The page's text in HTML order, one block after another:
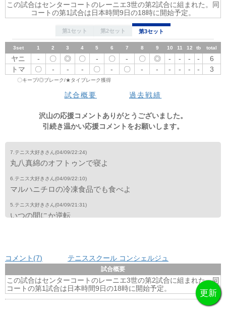
この試合はセンターコートのレーニエ3世の第2試合に組まれた。同
コートの第1試合は日本時間9日の18時に開始予定。
第1セット 第2セット 第3セット
1set 3 4 7 9 11 12 tb total
ヤニ ◎ 〇 ◎ 〇 〇 ◎ - - -
6
トマ
- - - - - 1
2 5 8 10 tb total
ニ
〇 - 〇 - - - - ◎ 〇 ◎ 〇 - -
6
ト
- 〇 - 〇 ◎ 〇
3set 1 2 3 4 5 6 7 8 9 10 11 12 tb total
ヤニ - 〇 ◎ 〇 - 〇 - 〇 ◎ - - - -
6
トマ
〇 - - - 〇 - 〇 - - - - - - 3
〇キープ/◎ブレーク/★タイブレーク獲得
試合概要 過去戦績
沢山の応援コメントありがとうございました。
引続き温かい応援コメントをお願いします。
7.テニス大好きさん (04/09/22:24)
丸八真綿のオフトゥンで寝よ
6.テニス大好きさん (04/09/22:10)
マルハニチロの冷凍食品でも食べよ
5.テニス大好きさん (04/09/21:31)
いつの間にか逆転
3.テニス大好きさん (04/09/18:10)
2.テニス大好きさん (04/09/18:07)
なごや、今日もこーこく伸ばしよろしく！
コメント(7) テニススクール コンシェルジュ
試合概要
この試合はセンターコートのレーニエ3世の第2試合に組まれた。同
コートの第1試合は日本時間9日の18時に開始予定。